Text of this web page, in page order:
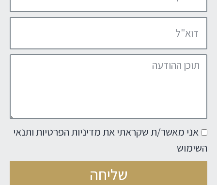
אני מאשר/ת שקראתי את מדיניות הפרטיות ותנאי
השימוש
שליחה